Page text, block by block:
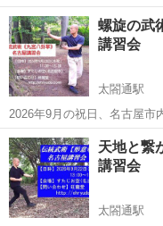
す🎵 空調完備のスポーツセンターでやっているので天候も気温も気に
せずにフットサルできますよ☺️ 地元出身はもちろん県外出身も多
寂しがりな方や人見知...
愛知 名古屋市 スポ
螺旋の武
講習会
太閤通駅
2026年9月の祝日、名古屋市
峻山系）』の4時間講習会を開催します。 中
掌》は『螺旋力』と『旋回
を描く素早いフットワー...
愛知 名古屋市 太閤
天地と繋
講習会
太閤通駅